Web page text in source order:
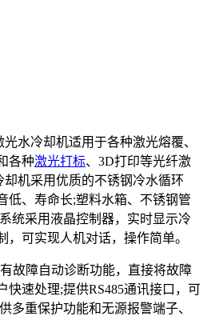
冷却机适用于各种激光熔覆、
各种激光打标、3D打印等光纤激
机采用优质的不锈钢冷水循环
低、寿命长;塑料水箱、不锈钢管
统采用液晶控制器，实时显示冷
，可实现人机对话，操作简单。
障自动诊断功能，直接将故障
快速处理;提供RS485通讯接口，可
多重保护功能和无源报警端子、